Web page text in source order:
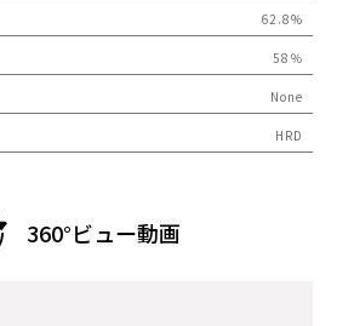
62.8%
58％
None
HRD
360°ビュー動画